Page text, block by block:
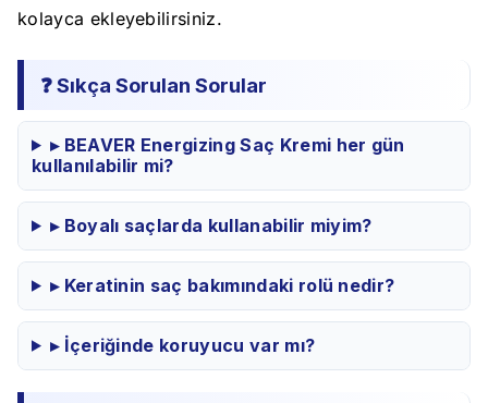
kolayca ekleyebilirsiniz.
❓ Sıkça Sorulan Sorular
▸ BEAVER Energizing Saç Kremi her gün
kullanılabilir mi?
▸ Boyalı saçlarda kullanabilir miyim?
▸ Keratinin saç bakımındaki rolü nedir?
▸ İçeriğinde koruyucu var mı?